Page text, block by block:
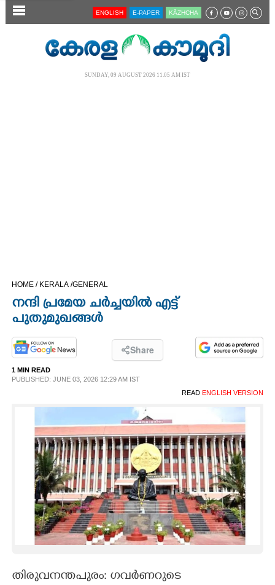
SECTIONS
CINEMA
OPINION
PHOTOS
SPIRITUAL
INFO+
ASTRO
CARTOONS
ENGLISH E-PAPER KĀZHCHA
SUNDAY, 09 AUGUST 2026 11.05 AM IST
HOME / KERALA /GENERAL
നന്ദി പ്രമേയ ചർച്ചയിൽ എട്ട്
പുതുമുഖങ്ങൾ
Share
1 MIN READ
PUBLISHED: JUNE 03, 2026 12:29 AM IST
READ ENGLISH VERSION
തിരുവനന്തപുരം: ഗവർണറുടെ